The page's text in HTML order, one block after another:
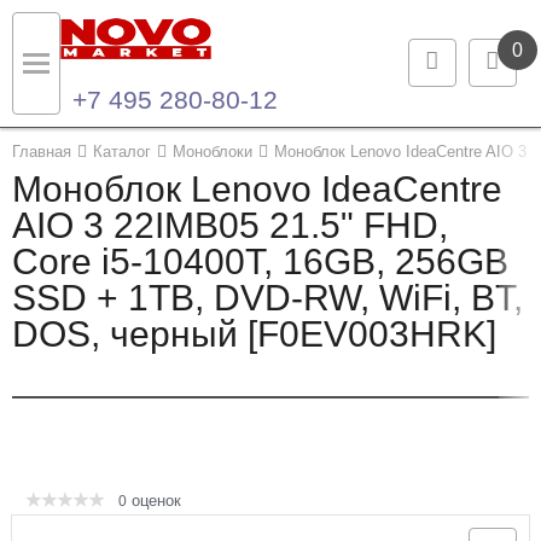
0
+7 495 280-80-12
Главная Каталог Моноблоки Моноблок Lenovo IdeaCentre AIO 3
Моноблок Lenovo IdeaCentre
AIO 3 22IMB05 21.5" FHD,
Core i5-10400T, 16GB, 256GB
SSD + 1TB, DVD-RW, WiFi, BT,
DOS, черный [F0EV003HRK]
0 оценок
Назад
Каталог продукции
Ноутбуки и ультрабуки
Компьютеры
Назад
Контакты
Контактная информация